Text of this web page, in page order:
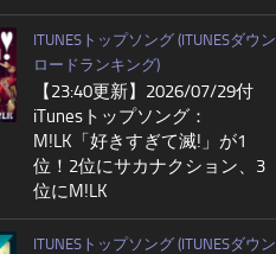
ITUNESトップソング (ITUNESダウン
ロードランキング)
【23:40更新】2026/07/29付
iTunesトップソング：
M!LK「好きすぎて滅!」が1
位！2位にサカナクション、3
位にM!LK
ITUNESトップソング (ITUNESダウン